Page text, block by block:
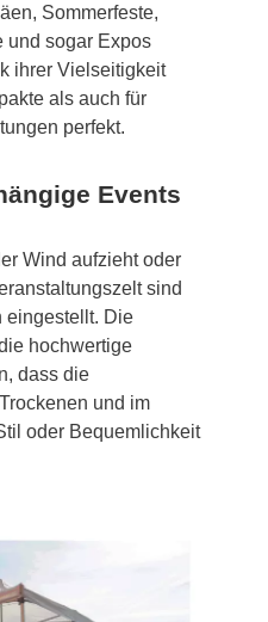
Sommerfeste,
und sogar Expos
ihrer Vielseitigkeit
als auch für
perfekt.
Events
Wind aufzieht oder
sind
eingestellt. Die
hochwertige
dass die
und im
oder Bequemlichkeit